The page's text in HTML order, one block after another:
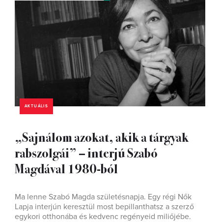
AKTUÁLIS
„Sajnálom azokat, akik a tárgyak
rabszolgái” – interjú Szabó
Magdával 1980-ból
Ma lenne Szabó Magda születésnapja. Egy régi Nők
Lapja interjún keresztül most bepillanthatsz a szerző
egykori otthonába és kedvenc regényeid miliőjébe.